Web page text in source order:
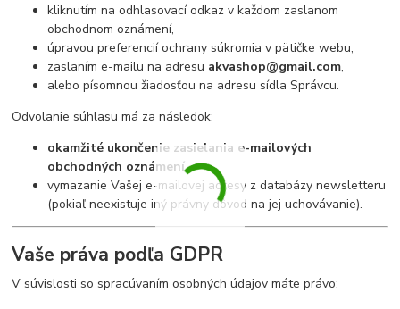
kliknutím na odhlasovací odkaz v každom zaslanom
obchodnom oznámení,
úpravou preferencií ochrany súkromia v pätičke webu,
zaslaním e-mailu na adresu akvashop@gmail.com,
alebo písomnou žiadosťou na adresu sídla Správcu.
Odvolanie súhlasu má za následok:
okamžité ukončenie zasielania e-mailových
obchodných oznámení,
vymazanie Vašej e-mailovej adresy z databázy newsletteru
(pokiaľ neexistuje iný právny dôvod na jej uchovávanie).
Vaše práva podľa GDPR
V súvislosti so spracúvaním osobných údajov máte právo: